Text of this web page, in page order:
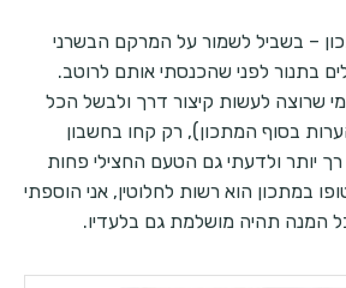
– בשביל לשמור על המרקם הבשרני
בתנור לפני שהכנסתי אותם לרוטב.
שרוצה לעשות קיצור דרך ולבשל הכל
בסוף המתכון), רק קחו בחשבון
יותר ולדעתי גם הטעם החצילי פחות
במתכון הוא רשות לחלוטין, אני הוספתי
המנה תהיה מושלמת גם בלעדיו.